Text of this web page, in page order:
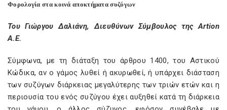
Φορολογία στα κοινά αποκτήματα συζύγων
Του Γιώργου Δαλιάνη, Διευθύνων Σύμβουλος της Artion
A.E.
Σύμφωνα, με τη διάταξη του άρθρου 1400, του Αστικού
Κώδικα, αν ο γάμος λυθεί ή ακυρωθεί, ή υπάρχει διάσταση
των συζύγων διάρκειας μεγαλύτερης των τριών ετών και η
περιουσία του ενός συζύγου έχει αυξηθεί κατά τη διάρκεια